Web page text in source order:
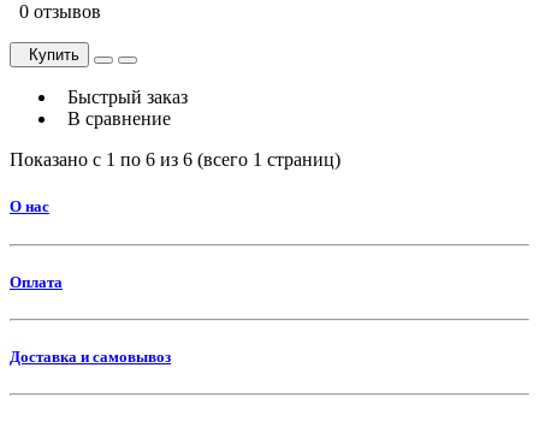
0 отзывов
Купить
Быстрый заказ
В сравнение
Показано с 1 по 6 из 6 (всего 1 страниц)
О нас
Оплата
Доставка и самовывоз